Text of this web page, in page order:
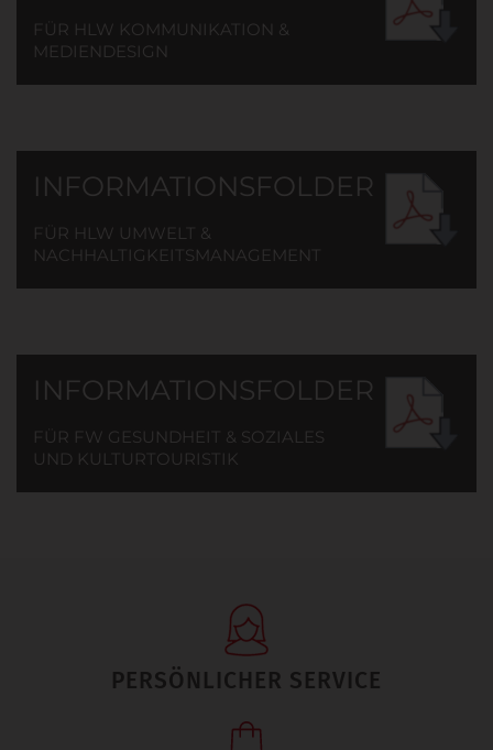
FÜR HLW KOMMUNIKATION &
MEDIENDESIGN
INFORMATIONSFOLDER
FÜR HLW UMWELT &
NACHHALTIGKEITSMANAGEMENT
INFORMATIONSFOLDER
FÜR FW GESUNDHEIT & SOZIALES
UND KULTURTOURISTIK
PERSÖNLICHER SERVICE